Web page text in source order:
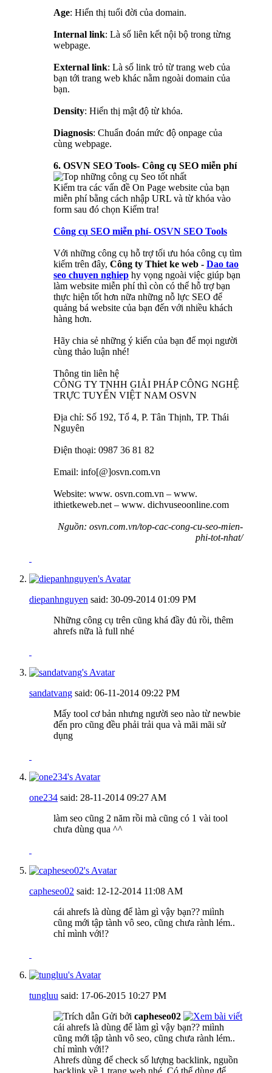
Age: Hiển thị tuổi đời của domain.
Internal link: Là số liên kết nội bộ trong từng
webpage.
External link: Là số link trỏ từ trang web của
bạn tới trang web khác nằm ngoài domain của
bạn.
Density: Hiển thị mật độ từ khóa.
Diagnosis: Chuẩn đoán mức độ onpage của
cùng webpage.
6. OSVN SEO Tools- Công cụ SEO miễn phí
Kiểm tra các vấn đề On Page website của bạn
miễn phí bằng cách nhập URL và từ khóa vào
form sau đó chọn Kiểm tra!
Công cụ SEO miễn phí- OSVN SEO Tools
Với những công cụ hỗ trợ tối ưu hóa công cụ tìm
kiếm trên đây, Công ty Thiet ke web - Dao tao
seo chuyen nghiep hy vọng ngoài việc giúp bạn
làm website miễn phí thì còn có thể hỗ trợ bạn
thực hiện tốt hơn nữa những nỗ lực SEO để
quảng bá website của bạn đến với nhiều khách
hàng hơn.
Hãy chia sẻ những ý kiến của bạn để mọi người
cùng thảo luận nhé!
Thông tin liên hệ
CÔNG TY TNHH GIẢI PHÁP CÔNG NGHỆ
TRỰC TUYẾN VIỆT NAM OSVN
Địa chỉ: Số 192, Tổ 4, P. Tân Thịnh, TP. Thái
Nguyên
Điện thoại: 0987 36 81 82
Email: info[@]osvn.com.vn
Website: www. osvn.com.vn – www.
ithietkeweb.net – www. dichvuseoonline.com
Nguồn: osvn.com.vn/top-cac-cong-cu-seo-mien-
phi-tot-nhat/
diepanhnguyen said: 30-09-2014 01:09 PM
Những công cụ trên cũng khá đầy đủ rồi, thêm
ahrefs nữa là full nhé
sandatvang said: 06-11-2014 09:22 PM
Mấy tool cơ bản nhưng người seo nào từ newbie
đến pro cũng đều phải trải qua và mãi mãi sử
dụng
one234 said: 28-11-2014 09:27 AM
làm seo cũng 2 năm rồi mà cũng có 1 vài tool
chưa dùng qua ^^
capheseo02 said: 12-12-2014 11:08 AM
cái ahrefs là dùng để làm gì vậy bạn?? miình
cũng mới tập tành vô seo, cũng chưa rành lém..
chỉ mình với!?
tungluu said: 17-06-2015 10:27 PM
Gửi bởi capheseo02
cái ahrefs là dùng để làm gì vậy bạn?? miình
cũng mới tập tành vô seo, cũng chưa rành lém..
chỉ mình với!?
Ahrefs dùng để check số lượng backlink, nguồn
backlink về 1 trang web nhé. Có thể dùng để